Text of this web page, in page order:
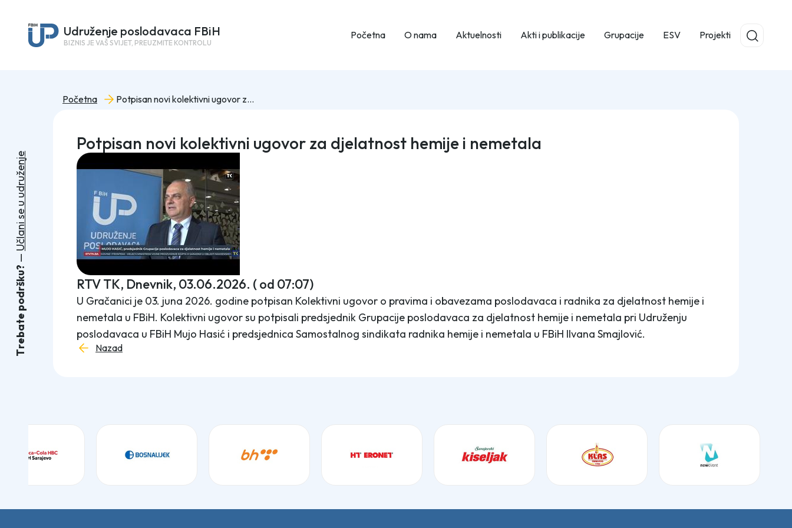
Udruženje poslodavaca FBiH
BIZNIS JE VAŠ SVIJET, PREUZMITE KONTROLU
Početna O nama Aktuelnosti Akti i publikacije Grupacije ESV Projekti
Početna Potpisan novi kolektivni ugovor za djelatnost hemije i nemetala
Potpisan novi kolektivni ugovor za djelatnost hemije i nemetala
RTV TK, Dnevnik, 03.06.2026. ( od 07:07)
U Gračanici je 03. juna 2026. godine potpisan Kolektivni ugovor o pravima i obavezama poslodavaca i radnika za djelatnost hemije i
nemetala u FBiH. Kolektivni ugovor su potpisali predsjednik Grupacije poslodavaca za djelatnost hemije i nemetala pri Udruženju
poslodavaca u FBiH Mujo Hasić i predsjednica Samostalnog sindikata radnika hemije i nemetala u FBiH Ilvana Smajlović.
Nazad
T
r
e
b
a
t
e
p
o
d
r
š
k
u
?
U
č
l
a
n
i
s
e
u
u
d
r
u
ž
e
n
j
e